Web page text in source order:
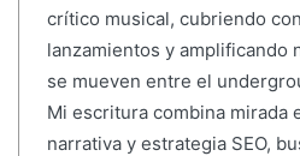
crítico musical, cubriendo
lanzamientos y amplificando
se mueven entre el
Mi escritura combina mirada
narrativa y estrategia SEO,